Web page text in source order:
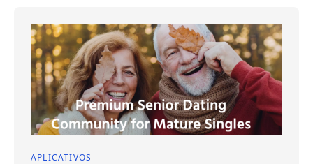
APLICATIVOS